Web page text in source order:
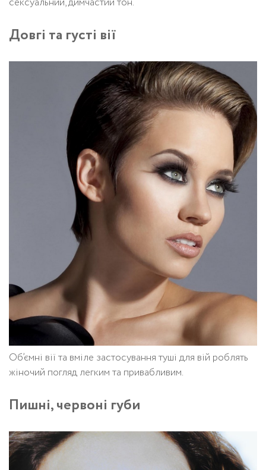
Довгі та густі вії
Об’ємні вії та вміле застосування туші для вій роблять
жіночий погляд легким та привабливим.
Пишні, червоні губи